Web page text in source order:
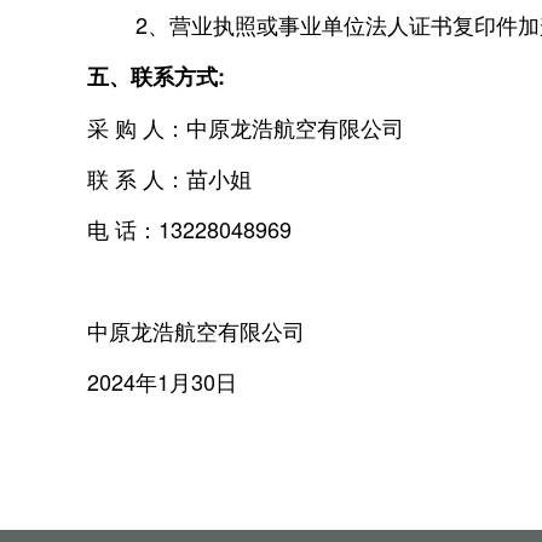
2、营业执照或事业单位法人证书复印件加
五、联系方式:
采 购 人：中原龙浩航空有限公司
联 系 人：苗小姐
电 话：13228048969
中原龙浩航空有限公司
2024年1月30日